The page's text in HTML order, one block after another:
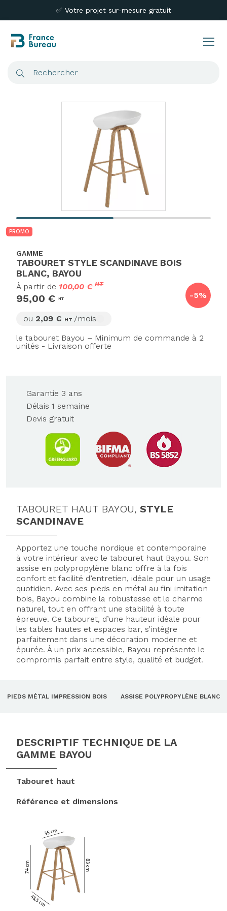
✅ Votre projet sur-mesure gratuit
PROMO
GAMME
TABOURET STYLE SCANDINAVE BOIS
BLANC, BAYOU
-5%
À partir de 100,00 €HT
95,00 € HT
ou 2,09 € HT /mois
le tabouret Bayou – Minimum de commande à 2
unités - Livraison offerte
Garantie 3 ans
Délais 1 semaine
Devis gratuit
TABOURET HAUT BAYOU, STYLE
SCANDINAVE
Apportez une touche nordique et contemporaine
à votre intérieur avec le tabouret haut Bayou. Son
assise en polypropylène blanc offre à la fois
confort et facilité d’entretien, idéale pour un usage
quotidien. Avec ses pieds en métal au fini imitation
bois, Bayou combine la robustesse et le charme
naturel, tout en offrant une stabilité à toute
épreuve. Ce tabouret, d’une hauteur idéale pour
les tables hautes et espaces bar, s’intègre
parfaitement dans une décoration moderne et
épurée. À un prix accessible, Bayou représente le
compromis parfait entre style, qualité et budget.
PIEDS MÉTAL IMPRESSION BOIS ASSISE POLYPROPYLÈNE BLANC
DESCRIPTIF TECHNIQUE DE LA
GAMME BAYOU
Tabouret haut
Référence et dimensions